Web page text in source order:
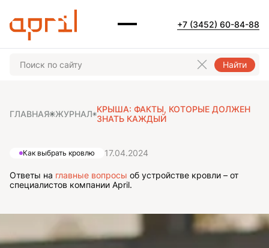
+7 (3452) 60-84-88
Найти
ГЛАВНАЯ ЖУРНАЛ КРЫША: ФАКТЫ, КОТОРЫЕ ДОЛЖЕН
ЗНАТЬ КАЖДЫЙ
Как выбрать кровлю 17.04.2024
Ответы на главные вопросы об устройстве кровли – от
специалистов компании April.